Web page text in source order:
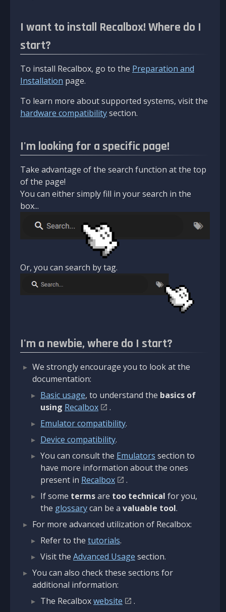
I want to install Recalbox! Where do I
start?
To install Recalbox, go to the Preparation and
Installation page.
To learn more about supported systems, visit the
hardware compatibilitysection.
I'm looking for a specific page!
Take advantage of the search function at the top
of the page!
You can either simply fill in your search in the
box...
Or, you can search by tag.
I'm a newbie, where do I start?
We strongly encourage you to look at the
documentation:
Basic usage, to understand the basics of
using Recalbox
.
Emulator compatibility.
Device compatibility.
You can consult the Emulators section to
have more information about the ones
present in Recalbox
.
If some termsare too technical for you,
the glossarycan be a valuable tool.
For more advanced utilization of Recalbox:
Refer to the tutorials.
Visit the Advanced Usage section.
You can also check these sections for
additional information:
The Recalboxwebsite
.